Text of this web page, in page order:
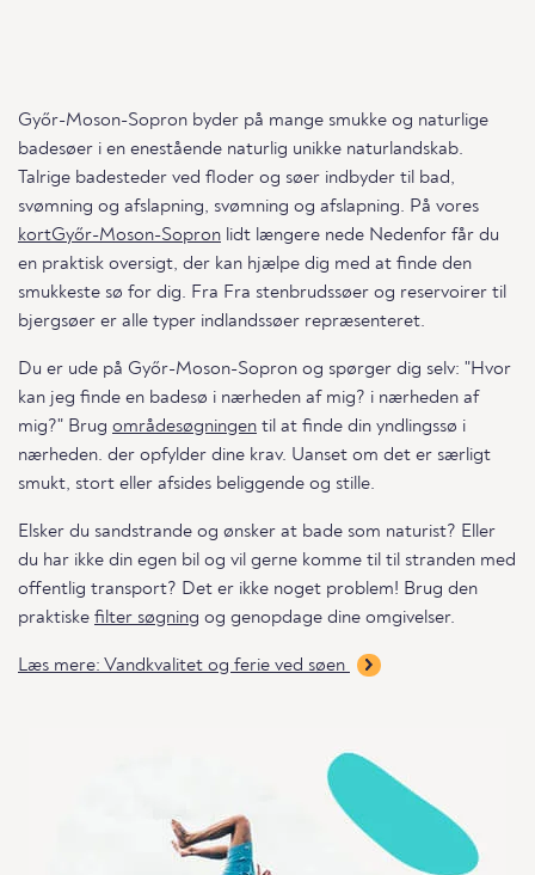
Győr-Moson-Sopron byder på mange smukke og naturlige
badesøer i en enestående naturlig unikke naturlandskab.
Talrige badesteder ved floder og søer indbyder til bad,
svømning og afslapning, svømning og afslapning. På vores
kortGyőr-Moson-Sopron lidt længere nede Nedenfor får du
en praktisk oversigt, der kan hjælpe dig med at finde den
smukkeste sø for dig. Fra Fra stenbrudssøer og reservoirer til
bjergsøer er alle typer indlandssøer repræsenteret.
Du er ude på Győr-Moson-Sopron og spørger dig selv: "Hvor
kan jeg finde en badesø i nærheden af mig? i nærheden af
mig?" Brug områdesøgningen til at finde din yndlingssø i
nærheden. der opfylder dine krav. Uanset om det er særligt
smukt, stort eller afsides beliggende og stille.
Elsker du sandstrande og ønsker at bade som naturist? Eller
du har ikke din egen bil og vil gerne komme til til stranden med
offentlig transport? Det er ikke noget problem! Brug den
praktiske filter søgning og genopdage dine omgivelser.
Læs mere: Vandkvalitet og ferie ved søen